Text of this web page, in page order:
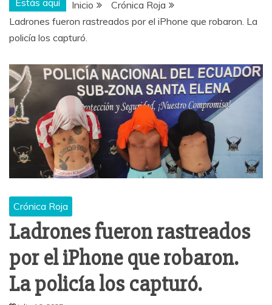
Inicio
Crónica Roja
Ladrones fueron rastreados por el iPhone que robaron. La
policía los capturó.
Crónica Roja
Ladrones fueron rastreados
por el iPhone que robaron.
La policía los capturó.